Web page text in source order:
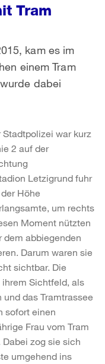
Tram
kam es im
einem Tram
dabei
war kurz
2 auf der
Letzigrund fuhr
Höhe
um rechts
Moment nützten
dem abbiegenden
Darum waren sie
sichtbar. Die
Sichtfeld, als
das Tramtrassee
sofort einen
Frau vom Tram
zog sie sich
umgehend ins